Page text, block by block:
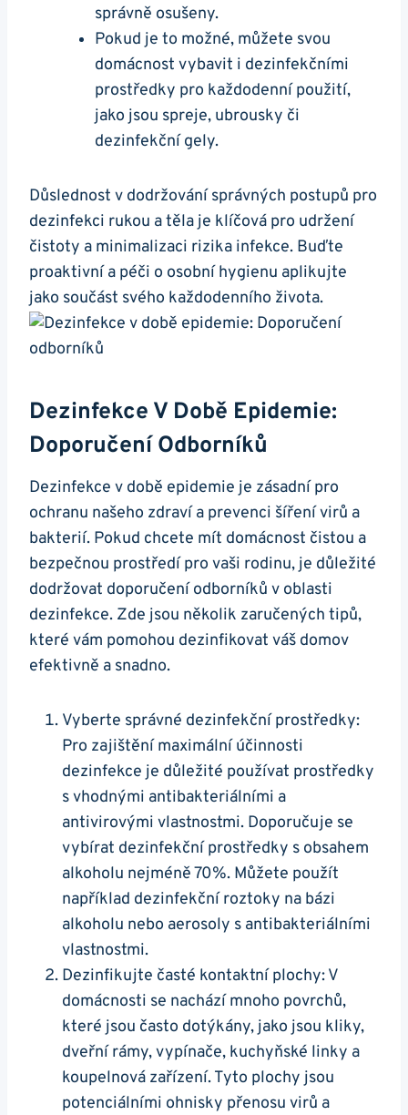
správně osušeny.
Pokud je to možné, můžete svou
domácnost vybavit i dezinfekčními
prostředky pro každodenní použití,
jako jsou spreje, ubrousky či
dezinfekční gely.
Důslednost v dodržování správných postupů pro
dezinfekci rukou a těla je klíčová pro udržení
čistoty a minimalizaci rizika infekce. Buďte
proaktivní a péči o osobní hygienu aplikujte
jako součást svého každodenního života.
Dezinfekce V Době Epidemie:
Doporučení Odborníků
Dezinfekce v době epidemie je zásadní pro
ochranu našeho zdraví a prevenci šíření virů a
bakterií. Pokud chcete mít domácnost čistou a
bezpečnou prostředí pro vaši rodinu, je důležité
dodržovat doporučení odborníků v oblasti
dezinfekce. Zde jsou několik zaručených tipů,
které vám pomohou dezinfikovat váš domov
efektivně a snadno.
Vyberte správné dezinfekční prostředky:
Pro zajištění maximální účinnosti
dezinfekce je důležité používat prostředky
s vhodnými antibakteriálními a
antivirovými vlastnostmi. Doporučuje se
vybírat dezinfekční prostředky s obsahem
alkoholu nejméně 70%. Můžete použít
například dezinfekční roztoky na bázi
alkoholu nebo aerosoly s antibakteriálními
vlastnostmi.
Dezinfikujte časté kontaktní plochy: V
domácnosti se nachází mnoho povrchů,
které jsou často dotýkány, jako jsou kliky,
dveřní rámy, vypínače, kuchyňské linky a
koupelnová zařízení. Tyto plochy jsou
potenciálními ohnisky přenosu virů a